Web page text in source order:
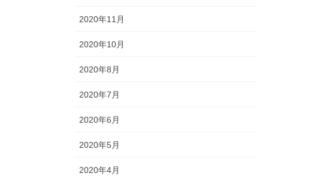
2020年11月
2020年10月
2020年8月
2020年7月
2020年6月
2020年5月
2020年4月